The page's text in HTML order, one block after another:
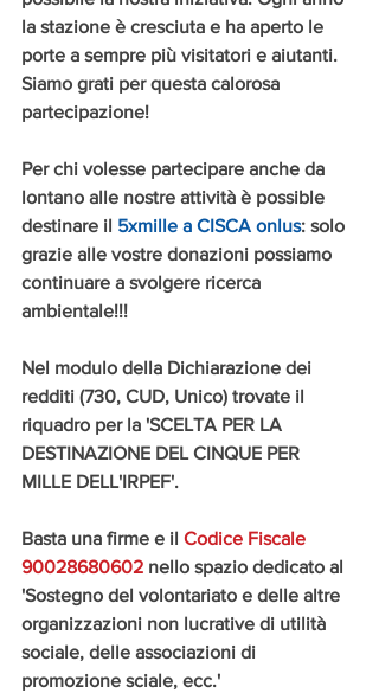
la stazione è cresciuta e ha aperto le
porte a sempre più visitatori e aiutanti.
Siamo grati per questa calorosa
partecipazione!
Per chi volesse partecipare anche da
lontano alle nostre attività è possible
destinare il 5xmille a CISCA onlus: solo
grazie alle vostre donazioni possiamo
continuare a svolgere ricerca
ambientale!!!
Nel modulo della Dichiarazione dei
redditi (730, CUD, Unico) trovate il
riquadro per la 'SCELTA PER LA
DESTINAZIONE DEL CINQUE PER
MILLE DELL'IRPEF'.
Basta una firme e il Codice Fiscale
90028680602 nello spazio dedicato al
'Sostegno del volontariato e delle altre
organizzazioni non lucrative di utilità
sociale, delle associazioni di
promozione sciale, ecc.'